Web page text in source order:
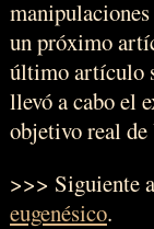
un próximo
último artículo
llevó a cabo el
objetivo real de
>>> Siguiente
eugenésico.